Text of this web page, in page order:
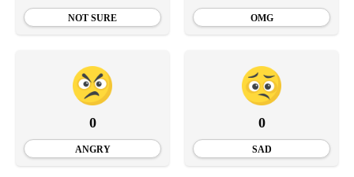
NOT SURE OMG
0
ANGRY
0
SAD